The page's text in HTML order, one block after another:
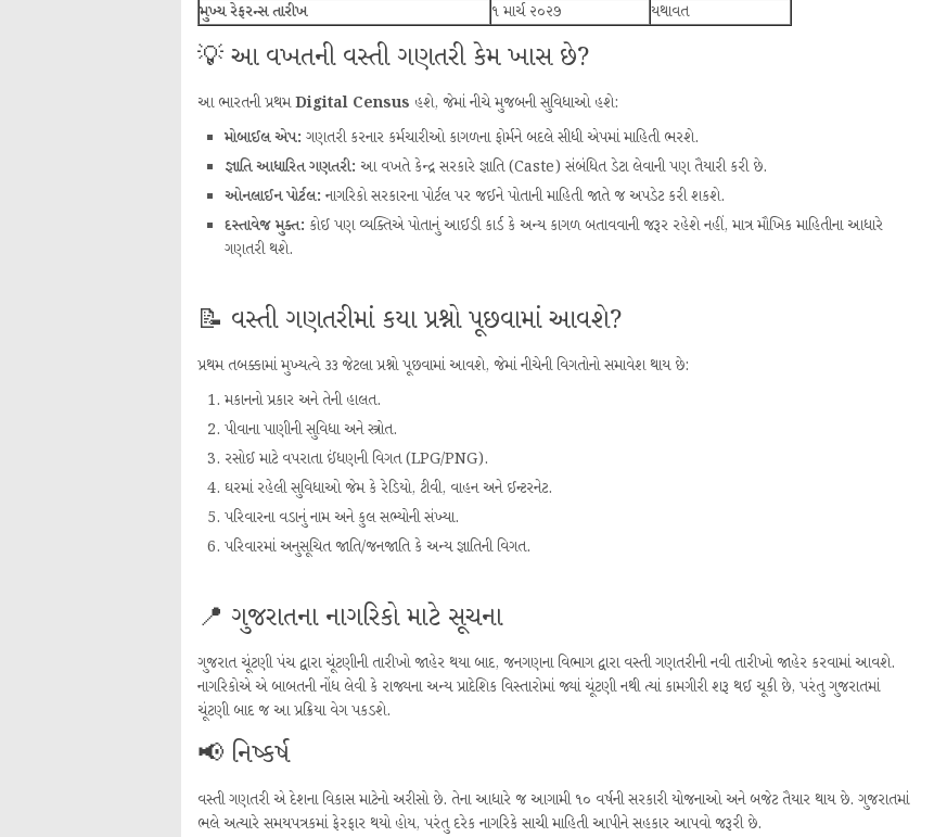
મુખ્ય રેફરન્સ તારીખ
૧ માર્ચ ૨૦૨૭ યથાવત
💡 આ વખતની વસ્તી ગણતરી કેમ ખાસ છે?
આ ભારતની પ્રથમDigital Census હશે, જેમાં નીચે મુજબની સુવિધાઓ હશે:
મોબાઈલ એપ: ગણતરી કરનાર કર્મચારીઓ કાગળના ફોર્મને બદલે સીધી એપમાં માહિતી ભરશે.
જ્ઞાતિ આધારિત ગણતરી: આ વખતે કેન્દ્ર સરકારે જ્ઞાતિ (Caste) સંબંધિત ડેટા લેવાની પણ તૈયારી કરી છે.
ઓનલાઈન પોર્ટલ: નાગરિકો સરકારના પોર્ટલ પર જઈને પોતાની માહિતી જાતે જ અપડેટ કરી શકશે.
દસ્તાવેજ મુક્ત: કોઈ પણ વ્યક્તિએ પોતાનું આઈડી કાર્ડ કે અન્ય કાગળ બતાવવાની જરૂર રહેશે નહીં, માત્ર મૌખિક માહિતીના આધારે
ગણતરી થશે.
📝 વસ્તી ગણતરીમાં કયા પ્રશ્નો પૂછવામાં આવશે?
પ્રથમ તબક્કામાં મુખ્યત્વે ૩૩ જેટલા પ્રશ્નો પૂછવામાં આવશે, જેમાં નીચેની વિગતોનો સમાવેશ થાય છે:
મકાનનો પ્રકાર અને તેની હાલત.
પીવાના પાણીની સુવિધા અને સ્ત્રોત.
રસોઈ માટે વપરાતા ઈંધણની વિગત (LPG/PNG).
ઘરમાં રહેલી સુવિધાઓ જેમ કે રેડિયો, ટીવી, વાહન અને ઈન્ટરનેટ.
પરિવારના વડાનું નામ અને કુલ સભ્યોની સંખ્યા.
પરિવારમાં અનુસૂચિત જાતિ/જનજાતિ કે અન્ય જ્ઞાતિની વિગત.
📍 ગુજરાતના નાગરિકો માટે સૂચના
ગુજરાત ચૂંટણી પંચ દ્વારા ચૂંટણીની તારીખો જાહેર થયા બાદ, જનગણના વિભાગ દ્વારા વસ્તી ગણતરીની નવી તારીખો જાહેર કરવામાં આવશે.
નાગરિકોએ એ બાબતની નોંધ લેવી કે રાજ્યના અન્ય પ્રાદેશિક વિસ્તારોમાં જ્યાં ચૂંટણી નથી ત્યાં કામગીરી શરૂ થઈ ચૂકી છે, પરંતુ ગુજરાતમાં
ચૂંટણી બાદ જ આ પ્રક્રિયા વેગ પકડશે.
📢 નિષ્કર્ષ
વસ્તી ગણતરી એ દેશના વિકાસ માટેનો અરીસો છે. તેના આધારે જ આગામી ૧૦ વર્ષની સરકારી યોજનાઓ અને બજેટ તૈયાર થાય છે. ગુજરાતમાં
ભલે અત્યારે સમયપત્રકમાં ફેરફાર થયો હોય, પરંતુ દરેક નાગરિકે સાચી માહિતી આપીને સહકાર આપવો જરૂરી છે.